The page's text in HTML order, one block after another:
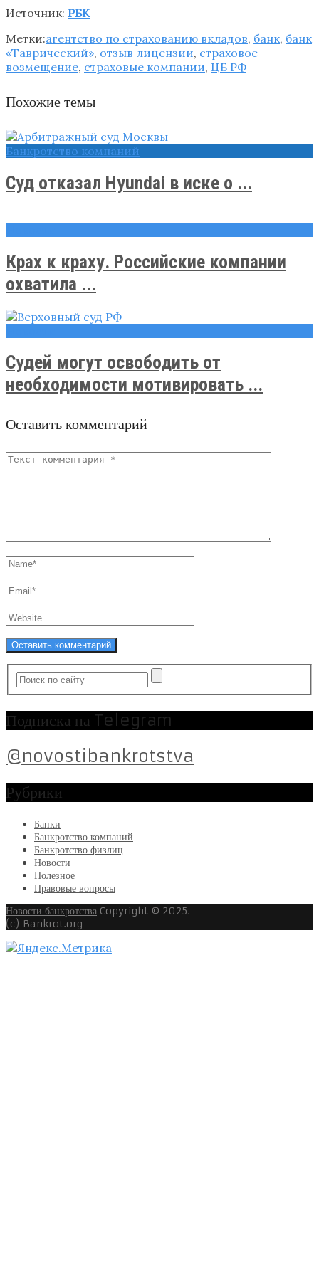
Источник: РБК
Метки:агентство по страхованию вкладов, банк, банк
«Таврический», отзыв лицензии, страховое
возмещение, страховые компании, ЦБ РФ
Похожие темы
Банкротство компаний
Суд отказал Hyundai в иске о ...
Крах к краху. Российские компании
охватила ...
Судей могут освободить от
необходимости мотивировать ...
Оставить комментарий
Подписка на Telegram
@novostibankrotstva
Рубрики
Банки
Банкротство компаний
Банкротство физлиц
Новости
Полезное
Правовые вопросы
Новости банкротства Copyright © 2025.
(c) Bankrot.org